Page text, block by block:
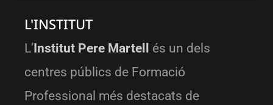
L'INSTITUT
L’Institut Pere Martell
és un dels
centres públics de Formació
Professional més destacats de